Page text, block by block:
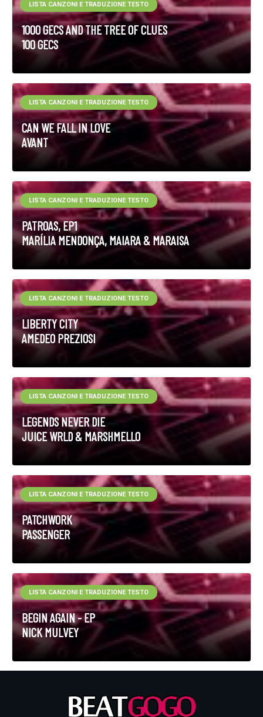
1000 GECS AND THE TREE OF CLUES
100 GECS
LISTA CANZONI E TRADUZIONE TESTO
CAN WE FALL IN LOVE
AVANT
LISTA CANZONI E TRADUZIONE TESTO
PATROAS, EP1
MARÍLIA MENDONÇA, MAIARA & MARAISA
LISTA CANZONI E TRADUZIONE TESTO
LIBERTY CITY
AMEDEO PREZIOSI
LISTA CANZONI E TRADUZIONE TESTO
LEGENDS NEVER DIE
JUICE WRLD & MARSHMELLO
LISTA CANZONI E TRADUZIONE TESTO
PATCHWORK
PASSENGER
LISTA CANZONI E TRADUZIONE TESTO
BEGIN AGAIN - EP
NICK MULVEY
LISTA CANZONI E TRADUZIONE TESTO